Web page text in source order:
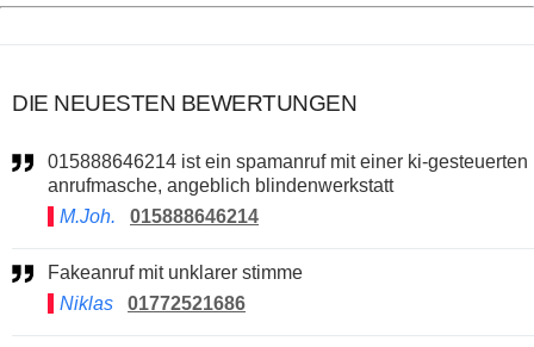
DIE NEUESTEN BEWERTUNGEN
015888646214 ist ein spamanruf mit einer ki-gesteuerten
anrufmasche, angeblich blindenwerkstatt
M.Joh.
015888646214
Fakeanruf mit unklarer stimme
Niklas
01772521686